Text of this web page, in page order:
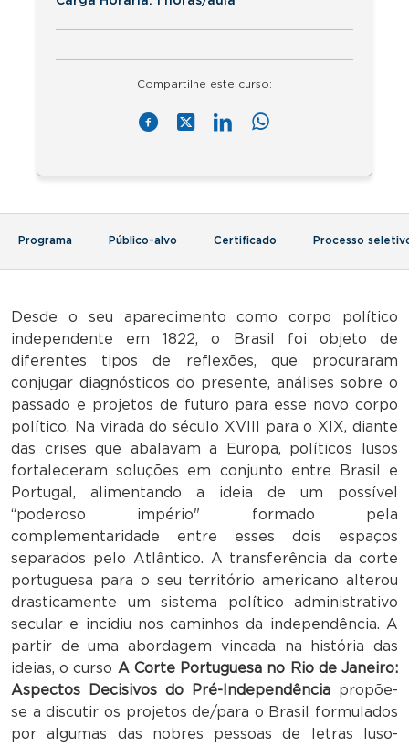
Compartilhe este curso:
Programa Público-alvo Certificado Processo
Desde o seu aparecimento como corpo político
independente em 1822, o Brasil foi objeto de
diferentes tipos de reflexões, que procuraram
conjugar diagnósticos do presente, análises sobre o
passado e projetos de futuro para esse novo corpo
político. Na virada do século XVIII para o XIX, diante
das crises que abalavam a Europa, políticos lusos
fortaleceram soluções em conjunto entre Brasil e
Portugal, alimentando a ideia de um possível
“poderoso império" formado pela
complementaridade entre esses dois espaços
separados pelo Atlântico. A transferência da corte
portuguesa para o seu território americano alterou
drasticamente um sistema político administrativo
secular e incidiu nos caminhos da independência. A
partir de uma abordagem vincada na história das
ideias, o curso A Corte Portuguesa no Rio de Janeiro:
Aspectos Decisivos do Pré-Independência propõe-
se a discutir os projetos de/para o Brasil formulados
por algumas das nobres pessoas de letras luso-